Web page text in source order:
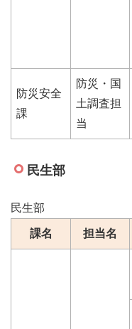
防災安全
課
防災・国
土調査担
当
民生部
民生部
課名 担当名